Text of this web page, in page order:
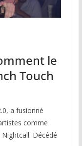
le
Touch
a fusionné
comme
Décédé